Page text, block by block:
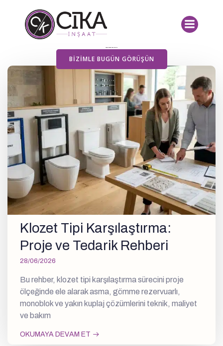
BIZIMLE BUGÜN GÖRÜŞÜN
Yayımlanan Yazılarımız
Klozet Tipi Karşılaştırma:
Proje ve Tedarik Rehberi
28/06/2026
Bu rehber, klozet tipi karşılaştırma sürecini proje
ölçeğinde ele alarak asma, gömme rezervuarlı,
monoblok ve yakın kuplaj çözümlerini teknik, maliyet
ve bakım
OKUMAYA DEVAM ET